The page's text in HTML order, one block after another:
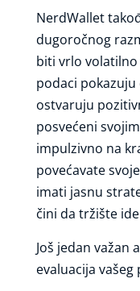
NerdWallet
dugoročnog
biti vrlo
podaci
ostvaruju
posvećeni
impulzivno na
povećavate
imati jasnu
čini da tržište
Još jedan važan
evaluacija vašeg